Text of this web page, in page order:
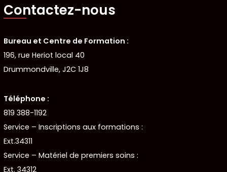
Contactez-nous
Bureau et Centre de Formation :
196, rue Heriot local 40
Drummondville, J2C 1J8
Téléphone :
819 388-1192
Service – Inscriptions aux formations :
Ext.34311
Service – Matériel de premiers soins :
Ext. 34312